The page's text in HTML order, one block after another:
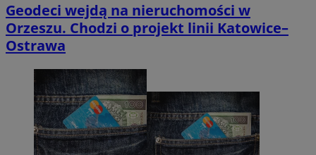
Geodeci wejdą na nieruchomości w
Orzeszu. Chodzi o projekt linii Katowice–
Ostrawa